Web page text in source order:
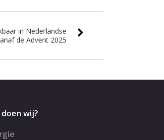
in Nederlandse
de Advent 2025
wij?